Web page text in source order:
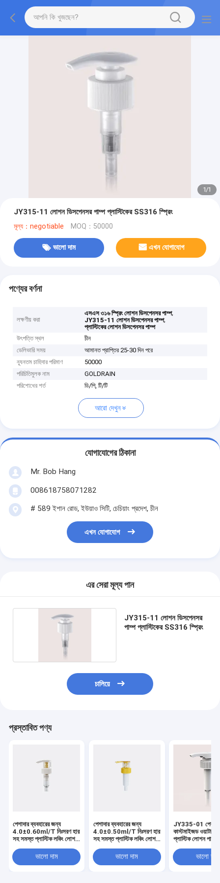
1/1
JY315-11 লোশন ডিসপেনসর পাম্প প্লাস্টিকের SS316 স্প্রিং
মূল্য：negotiable MOQ：50000
ভালো দাম এখন যোগাযোগ
পণ্যের বর্ণনা
লক্ষণীয় করা
এসএস ৩১৬ স্প্রিং লোশন ডিসপেনসর পাম্প,
JY315-11 লোশন ডিসপেনসর পাম্প,
প্লাস্টিকের লোশন ডিসপেনসর পাম্প
উৎপত্তি স্থল
চীন
ডেলিভারি সময়
আমানত প্রাপ্তির 25-30 দিন পরে
ন্যূনতম চাহিদার পরিমাণ
50000
পরিচিতিমুলক নাম
GOLDRAIN
পরিশোধের শর্ত
ডি/পি, টি/টি
আরো দেখুন
যোগাযোগের ঠিকানা
Mr. Bob Hang
008618758071282
# 589 ইশান রোড, ইউয়াও সিটি, চেচিয়াং প্রদেশ, চীন
এখন যোগাযোগ
এর সেরা মূল্য পান
JY315-11 লোশন ডিসপেনসর
পাম্প প্লাস্টিকের SS316 স্প্রিং
চালিয়ে
প্রস্তাবিত পণ্য
পেশাদার ব্যবহারের জন্য
4.0±0.60ml/T নিঃসরণ হার
সহ সমস্ত প্লাস্টিক লকিং লোশন
ভালো দাম
পেশাদার ব্যবহারের জন্য
4.0±0.50ml/T নিঃসরণ হার
সহ সমস্ত প্লাস্টিক লকিং লোশন
ভালো দাম
JY335-01
কাস্টমাইজড
প্লাস্টিক লোশন পাম্প
ভালো দাম